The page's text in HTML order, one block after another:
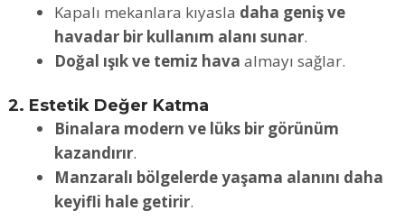
Kapalı mekanlara kıyasla daha geniş ve
havadar bir kullanım alanı sunar.
Doğal ışık ve temiz hava almayı sağlar.
2. Estetik Değer Katma
Binalara modern ve lüks bir görünüm
kazandırır.
Manzaralı bölgelerde yaşama alanını daha
keyifli hale getirir.